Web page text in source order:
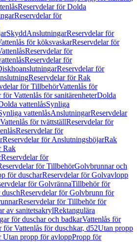
Reservdelar för Dolda
Reservdelar för
SkyddAnslutningarReservdelar för
för köksvaskarReservdelar för
Reservdelar för
Reservdelar för
Reservdelar för
Reservdelar för Rak
för TillbehörVattenlås för
för Vattenlås för sanitärenheterDolda
vattenlåsSynliga
vattenlåsAnslutningarReservdelar
Vattenlås för tvättställReservdelar för
Reservdelar för
Reservdelar för AnslutningsböjarRak
Rak
Reservdelar för
för TillbehörGolvbrunnar och
för duscharReservdelar för Golvavlopp
för GolvrännaTillbehör för
Reservdelar för Golvbrunn för
Reservdelar för Tillbehör för
av sanitetsakrylRektangulära
för duschar och badkarVattenlås för
för Vattenlås för duschkar, d52Utan propp
Utan propp för avloppPropp för